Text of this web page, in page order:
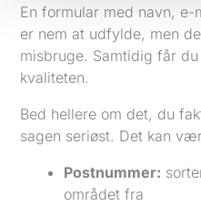
En formular med navn, e-
er nem at udfylde, men
misbruge. Samtidig får
kvaliteten.
Bed hellere om det, du
sagen seriøst. Det kan
Postnummer:
området fra